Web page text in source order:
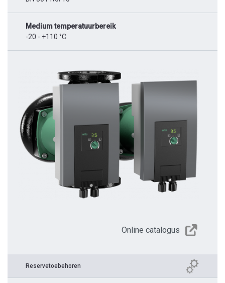
Medium temperatuurbereik
-20 - +110 °C
Online catalogus
Reservetoebehoren